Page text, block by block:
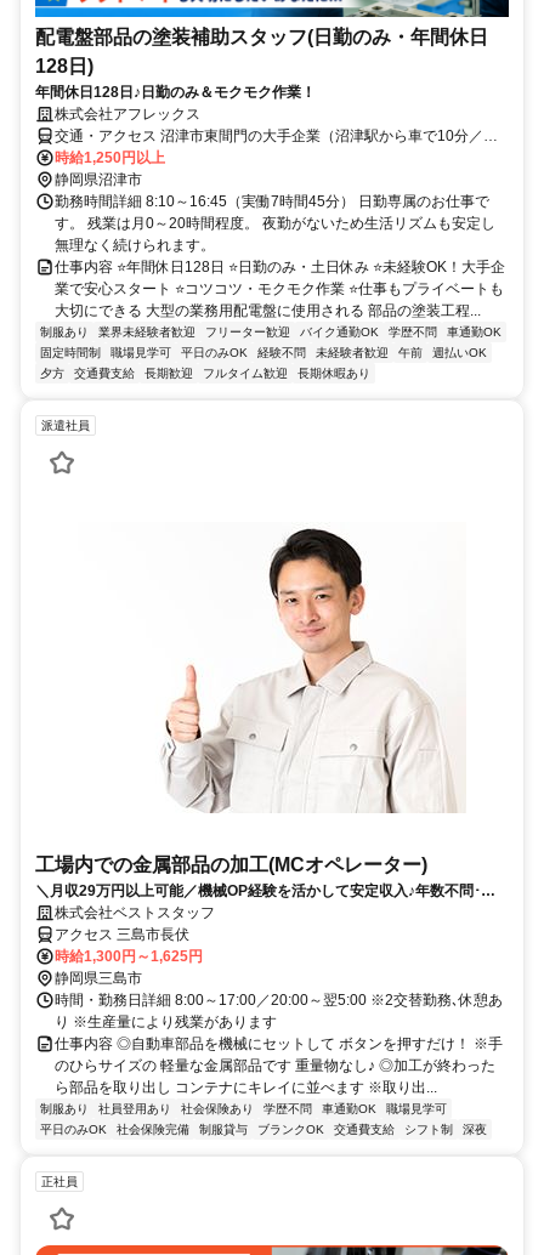
配電盤部品の塗装補助スタッフ(日勤のみ・年間休日
128日)
年間休日128日♪日勤のみ＆モクモク作業！
株式会社アフレックス
交通・アクセス 沼津市東間門の大手企業（沼津駅から車で10分／当
社派遣先）
時給1,250円以上
静岡県沼津市
勤務時間詳細 8:10～16:45（実働7時間45分） 日勤専属のお仕事で
す。 残業は月0～20時間程度。 夜勤がないため生活リズムも安定し
無理なく続けられます。
仕事内容 ⭐年間休日128日 ⭐日勤のみ・土日休み ⭐未経験OK！大手企
業で安心スタート ⭐コツコツ・モクモク作業 ⭐仕事もプライベートも
大切にできる 大型の業務用配電盤に使用される 部品の塗装工程...
制服あり 業界未経験者歓迎 フリーター歓迎 バイク通勤OK 学歴不問
車通勤OK
固定時間制
職場見学可 平日のみOK 経験不問 未経験者歓迎 午前
週払いOK
夕方
交通費支給 長期歓迎 フルタイム歓迎 長期休暇あり
派遣社員
工場内での金属部品の加工(MCオペレーター)
＼月収29万円以上可能／機械OP経験を活かして安定収入♪年数不問･ブ
ランクOK！モクモクできる単純作業！
株式会社ベストスタッフ
アクセス 三島市長伏
時給1,300円～1,625円
静岡県三島市
時間・勤務日詳細 8:00～17:00／20:00～翌5:00 ※2交替勤務､休憩あ
り ※生産量により残業があります
仕事内容 ◎自動車部品を機械にセットして ボタンを押すだけ！ ※手
のひらサイズの 軽量な金属部品です 重量物なし♪ ◎加工が終わった
ら部品を取り出し コンテナにキレイに並べます ※取り出...
制服あり 社員登用あり 社会保険あり 学歴不問 車通勤OK
職場見学可
平日のみOK
社会保険完備 制服貸与 ブランクOK 交通費支給 シフト制 深夜
正社員